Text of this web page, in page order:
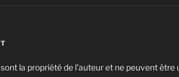
la propriété de l’auteur et ne peuvent être